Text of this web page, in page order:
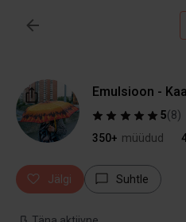
Emulsioon -
5(8)
350+ müüdud
Jälgi Suhtle